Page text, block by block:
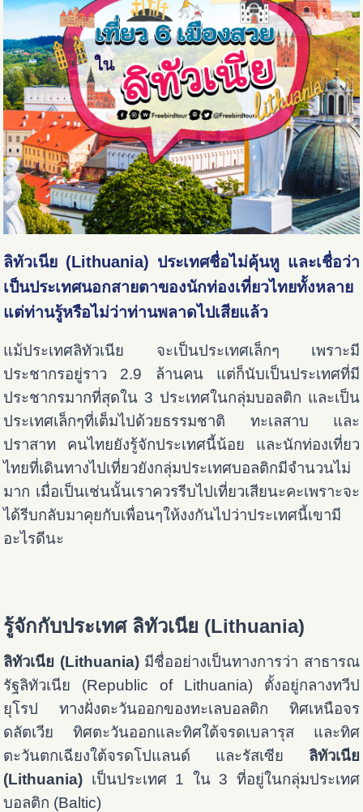
ลิทัวเนีย (Lithuania) ประเทศชื่อไม่คุ้นหู และเชื่อว่า
เป็นประเทศนอกสายตาของนักท่องเที่ยวไทยทั้งหลาย
แต่ท่านรู้หรือไม่ว่าท่านพลาดไปเสียแล้ว
แม้ประเทศลิทัวเนีย จะเป็นประเทศเล็กๆ เพราะมี
ประชากรอยู่ราว 2.9 ล้านคน แต่ก็นับเป็นประเทศที่มี
ประชากรมากที่สุดใน 3 ประเทศในกลุ่มบอลติก และเป็น
ประเทศเล็กๆที่เต็มไปด้วยธรรมชาติ ทะเลสาบ และ
ปราสาท คนไทยยังรู้จักประเทศนี้น้อย และนักท่องเที่ยว
ไทยที่เดินทางไปเที่ยวยังกลุ่มประเทศบอลติกมีจำนวนไม่
มาก เมื่อเป็นเช่นนั้นเราควรรีบไปเที่ยวเสียนะคะเพราะจะ
ได้รีบกลับมาคุยกับเพื่อนๆให้งงกันไปว่าประเทศนี้เขามี
อะไรดีนะ
รู้จักกับประเทศ ลิทัวเนีย (Lithuania)
ลิทัวเนีย (Lithuania)มีชื่ออย่างเป็นทางการว่า สาธารณ
รัฐลิทัวเนีย (Republic of Lithuania) ตั้งอยู่กลางทวีป
ยุโรป ทางฝั่งตะวันออกของทะเลบอลติก ทิศเหนือจร
ดลัตเวีย ทิศตะวันออกและทิศใต้จรดเบลารุส และทิศ
ตะวันตกเฉียงใต้จรดโปแลนด์ และรัสเซีย ลิทัวเนีย
(Lithuania) เป็นประเทศ 1 ใน 3 ที่อยู่ในกลุ่มประเทศ
บอลติก (Baltic)